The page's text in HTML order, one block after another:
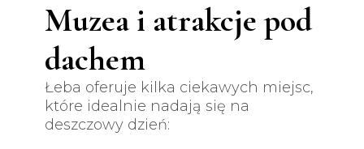
Muzea i atrakcje pod
dachem
Łeba oferuje kilka ciekawych miejsc,
które idealnie nadają się na
deszczowy dzień: